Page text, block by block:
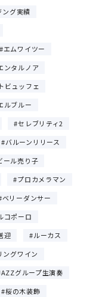
ング実績
エムワイツー
ンタルノア
ビュッフェ
ルブルー
セレブリティ2
バルーンリリース
ール売り子
プロカメラマン
ベリーダンサー
コポーロ
迎
ルーカス
ングワイン
グループ生演奏
桜の木装飾